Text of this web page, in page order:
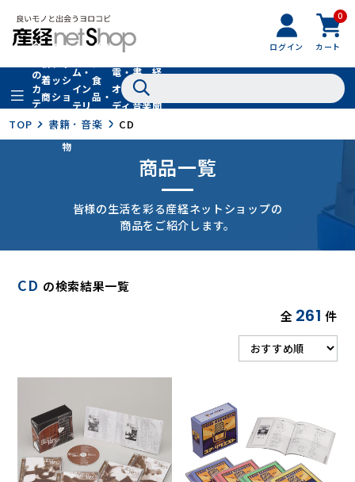
ログイン
0
カート
全
の
カ
テ
リ
着
商
品
フ
ッ
シ
ョ
ン
フ
ァ
シ
ョ
ン
小
物
ム・
イン
テリ
ア
グル
食
品・
ドリ
ンク
家
電・
オー
ディ
オ
書
籍・
音楽
経
聞
TOP 書籍・音楽 CD
商品一覧
皆様の生活を彩る産経ネットショップの
商品をご紹介します。
CD の検索結果一覧
全 261 件